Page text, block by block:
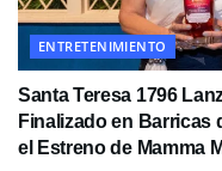
ENTRETENIMIENTO
Santa Teresa 1796
Finalizado en Barricas
el Estreno de Mamma